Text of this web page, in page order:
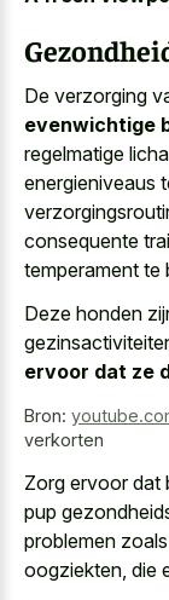
De verzorging
evenwichtige
regelmatige
energieniveaus
consequente
temperament te
Deze honden
ervoor dat ze
Bron:
verkorten
Zorg ervoor dat
pup
problemen
oogziekten , die